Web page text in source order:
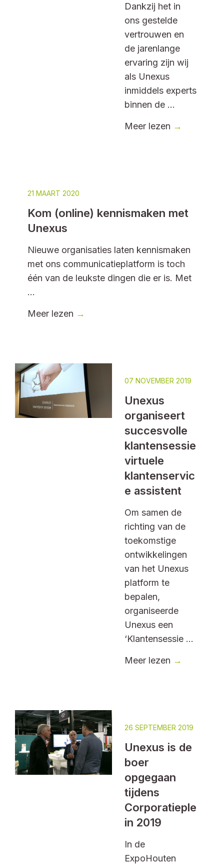
Dankzij het in
ons gestelde
vertrouwen en
de jarenlange
ervaring zijn wij
als Unexus
inmiddels experts
binnen de ...
Meer lezen →
21 MAART 2020
Kom (online) kennismaken met
Unexus
Nieuwe organisaties laten kennismaken
met ons communicatieplatform is toch
één van de leukste dingen die er is. Met
...
Meer lezen →
07 NOVEMBER 2019
Unexus
organiseert
succesvolle
klantensessie
virtuele
klantenservic
e assistent
Om samen de
richting van de
toekomstige
ontwikkelingen
van het Unexus
platform te
bepalen,
organiseerde
Unexus een
‘Klantensessie ...
Meer lezen →
26 SEPTEMBER 2019
Unexus is de
boer
opgegaan
tijdens
Corporatieple
in 2019
In de
ExpoHouten